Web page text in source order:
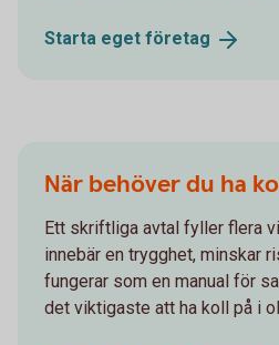
Starta eget företag
När behöver du ha
Ett skriftliga avtal fyller flera
innebär en trygghet, minskar
fungerar som en manual för
det viktigaste att ha koll på i